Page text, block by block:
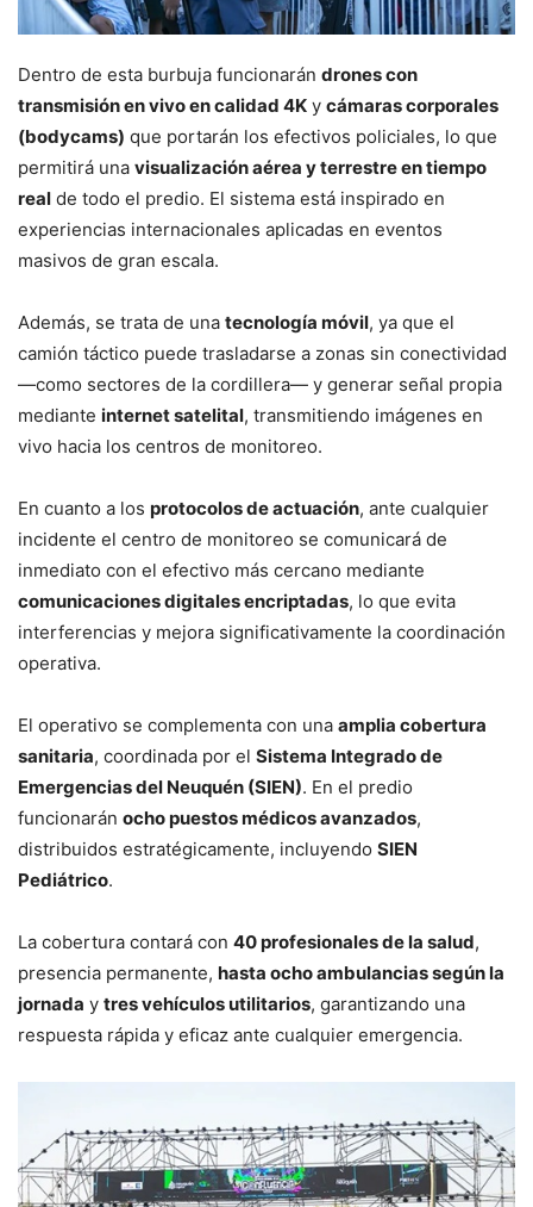
Dentro de esta burbuja funcionarán drones con
transmisión en vivo en calidad 4K y cámaras corporales
(bodycams) que portarán los efectivos policiales, lo que
permitirá una visualización aérea y terrestre en tiempo
real de todo el predio. El sistema está inspirado en
experiencias internacionales aplicadas en eventos
masivos de gran escala.
Además, se trata de una tecnología móvil, ya que el
camión táctico puede trasladarse a zonas sin conectividad
—como sectores de la cordillera— y generar señal propia
mediante internet satelital, transmitiendo imágenes en
vivo hacia los centros de monitoreo.
En cuanto a los protocolos de actuación, ante cualquier
incidente el centro de monitoreo se comunicará de
inmediato con el efectivo más cercano mediante
comunicaciones digitales encriptadas, lo que evita
interferencias y mejora significativamente la coordinación
operativa.
El operativo se complementa con una amplia cobertura
sanitaria, coordinada por el Sistema Integrado de
Emergencias del Neuquén (SIEN). En el predio
funcionarán ocho puestos médicos avanzados,
distribuidos estratégicamente, incluyendo SIEN
Pediátrico.
La cobertura contará con 40 profesionales de la salud,
presencia permanente, hasta ocho ambulancias según la
jornada y tres vehículos utilitarios, garantizando una
respuesta rápida y eficaz ante cualquier emergencia.